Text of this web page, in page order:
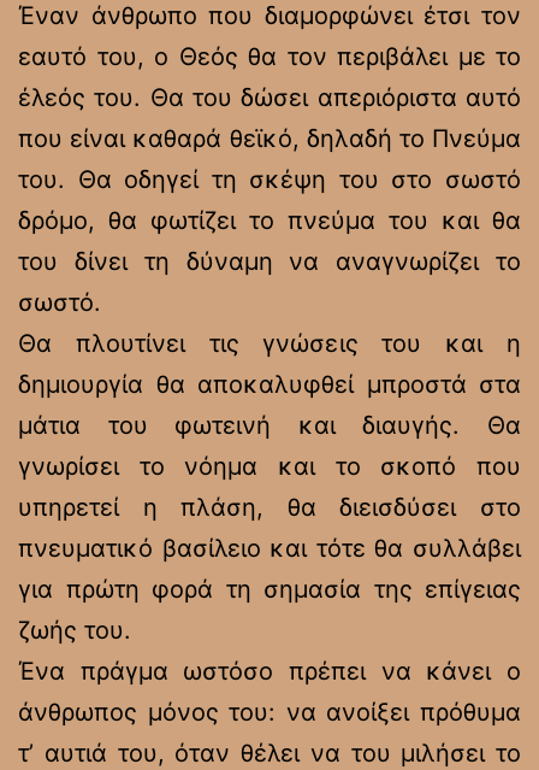
Έναν άνθρωπο που διαμορφώνει έτσι τον
εαυτό του, ο Θεός θα τον περιβάλει με το
έλεός του. Θα του δώσει απεριόριστα αυτό
που είναι καθαρά θεϊκό, δηλαδή το Πνεύμα
του. Θα οδηγεί τη σκέψη του στο σωστό
δρόμο, θα φωτίζει το πνεύμα του και θα
του δίνει τη δύναμη να αναγνωρίζει το
σωστό.
Θα πλουτίνει τις γνώσεις του και η
δημιουργία θα αποκαλυφθεί μπροστά στα
μάτια του φωτεινή και διαυγής. Θα
γνωρίσει το νόημα και το σκοπό που
υπηρετεί η πλάση, θα διεισδύσει στο
πνευματικό βασίλειο και τότε θα συλλάβει
για πρώτη φορά τη σημασία της επίγειας
ζωής του.
Ένα πράγμα ωστόσο πρέπει να κάνει ο
άνθρωπος μόνος του: να ανοίξει πρόθυμα
τ’ αυτιά του, όταν θέλει να του μιλήσει το